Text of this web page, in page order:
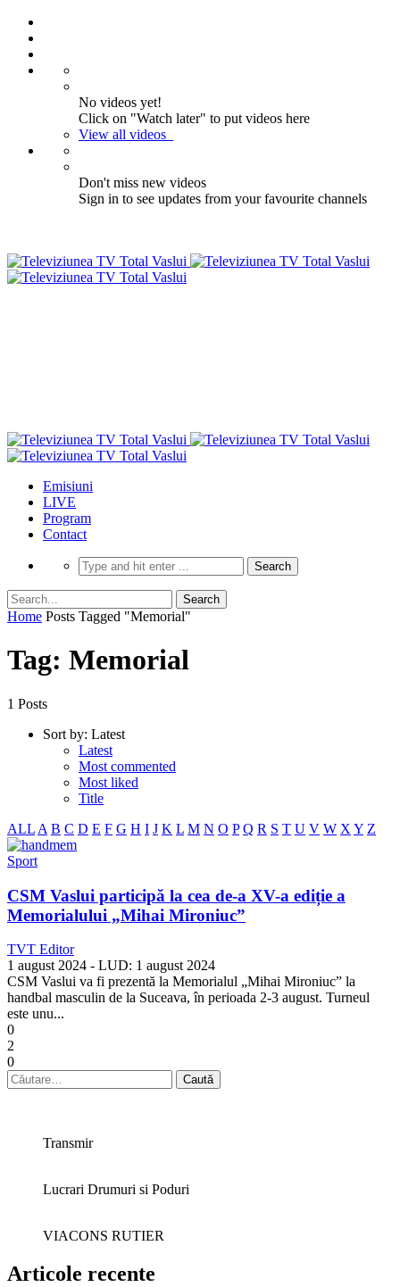
No videos yet!
Click on "Watch later" to put videos here
View all videos
Don't miss new videos
Sign in to see updates from your favourite channels
Emisiuni
LIVE
Program
Contact
Home Posts Tagged "Memorial"
Tag: Memorial
1 Posts
Sort by: Latest
Latest
Most commented
Most liked
Title
ALL A B C D E F G H I J K L M N O P Q R S T U V W X Y Z
Sport
CSM Vaslui participă la cea de-a XV-a ediție a
Memorialului „Mihai Mironiuc”
TVT Editor
1 august 2024 - LUD: 1 august 2024
CSM Vaslui va fi prezentă la Memorialul „Mihai Mironiuc” la
handbal masculin de la Suceava, în perioada 2-3 august. Turneul
este unu...
0
2
0
Caută
după:
Transmir
Lucrari Drumuri si Poduri
VIACONS RUTIER
Articole recente